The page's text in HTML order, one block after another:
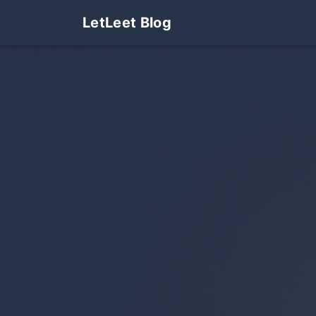
LetLeet Blog